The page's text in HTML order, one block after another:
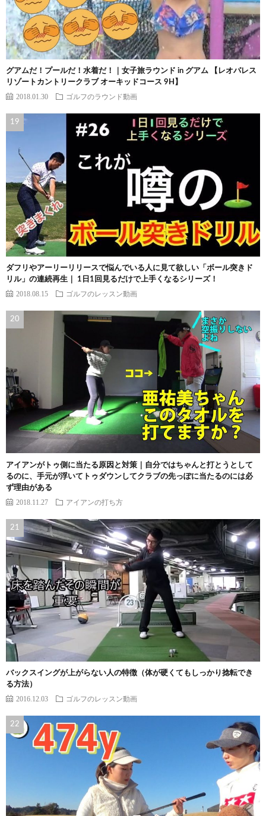
グアムだ！プールだ！水着だ！｜女子旅ラウンド in グアム 【レオパレス
リゾートカントリークラブ オーキッドコース 9H】
2018.01.30 ゴルフのラウンド動画
ダフリやアーリーリリースで悩んでいる人に見て欲しい「ボール突きド
リル」の連続再生｜ 1日1回見るだけで上手くなるシリーズ！
2018.08.15 ゴルフのレッスン動画
アイアンがトゥ側に当たる原因と対策｜自分ではちゃんと打とうとして
るのに、手元が浮いてトゥダウンしてクラブの先っぽに当たるのには必
ず理由がある
2018.11.27 アイアンの打ち方
バックスイングが上がらない人の特徴（体が硬くてもしっかり捻転でき
る方法）
2016.12.03 ゴルフのレッスン動画